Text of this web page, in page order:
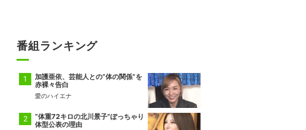
番組ランキング
加護亜依、芸能人との“体の関係”を
赤裸々告白
愛のハイエナ
“体重72キロの北川景子”ぽっちゃり
体型公表の理由